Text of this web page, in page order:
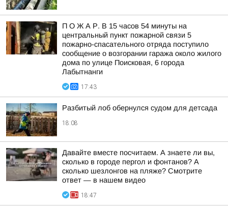
П О Ж А Р. В 15 часов 54 минуты на
центральный пункт пожарной связи 5
пожарно-спасательного отряда поступило
сообщение о возгорании гаража около жилого
дома по улице Поисковая, 6 города
Лабытнанги
17:43
Разбитый лоб обернулся судом для детсада
18:08
Давайте вместе посчитаем. А знаете ли вы,
сколько в городе пергол и фонтанов? А
сколько шезлонгов на пляже? Смотрите
ответ — в нашем видео
18:47